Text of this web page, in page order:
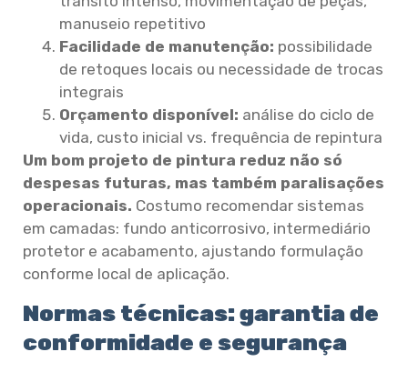
manuseio repetitivo
Facilidade de manutenção: possibilidade
de retoques locais ou necessidade de trocas
integrais
Orçamento disponível: análise do ciclo de
vida, custo inicial vs. frequência de repintura
Um bom projeto de pintura reduz não só
despesas futuras, mas também paralisações
operacionais. Costumo recomendar sistemas
em camadas: fundo anticorrosivo, intermediário
protetor e acabamento, ajustando formulação
conforme local de aplicação.
Normas técnicas: garantia de
conformidade e segurança